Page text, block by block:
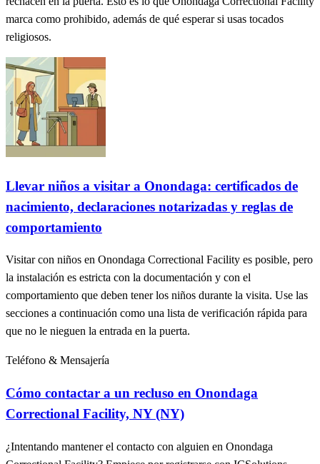
marca como prohibido, además de qué esperar si usas tocados
religiosos.
Llevar niños a visitar a Onondaga: certificados de
nacimiento, declaraciones notarizadas y reglas de
comportamiento
Visitar con niños en Onondaga Correctional Facility es posible, pero
la instalación es estricta con la documentación y con el
comportamiento que deben tener los niños durante la visita. Use las
secciones a continuación como una lista de verificación rápida para
que no le nieguen la entrada en la puerta.
Teléfono & Mensajería
Cómo contactar a un recluso en Onondaga
Correctional Facility, NY (NY)
¿Intentando mantener el contacto con alguien en Onondaga